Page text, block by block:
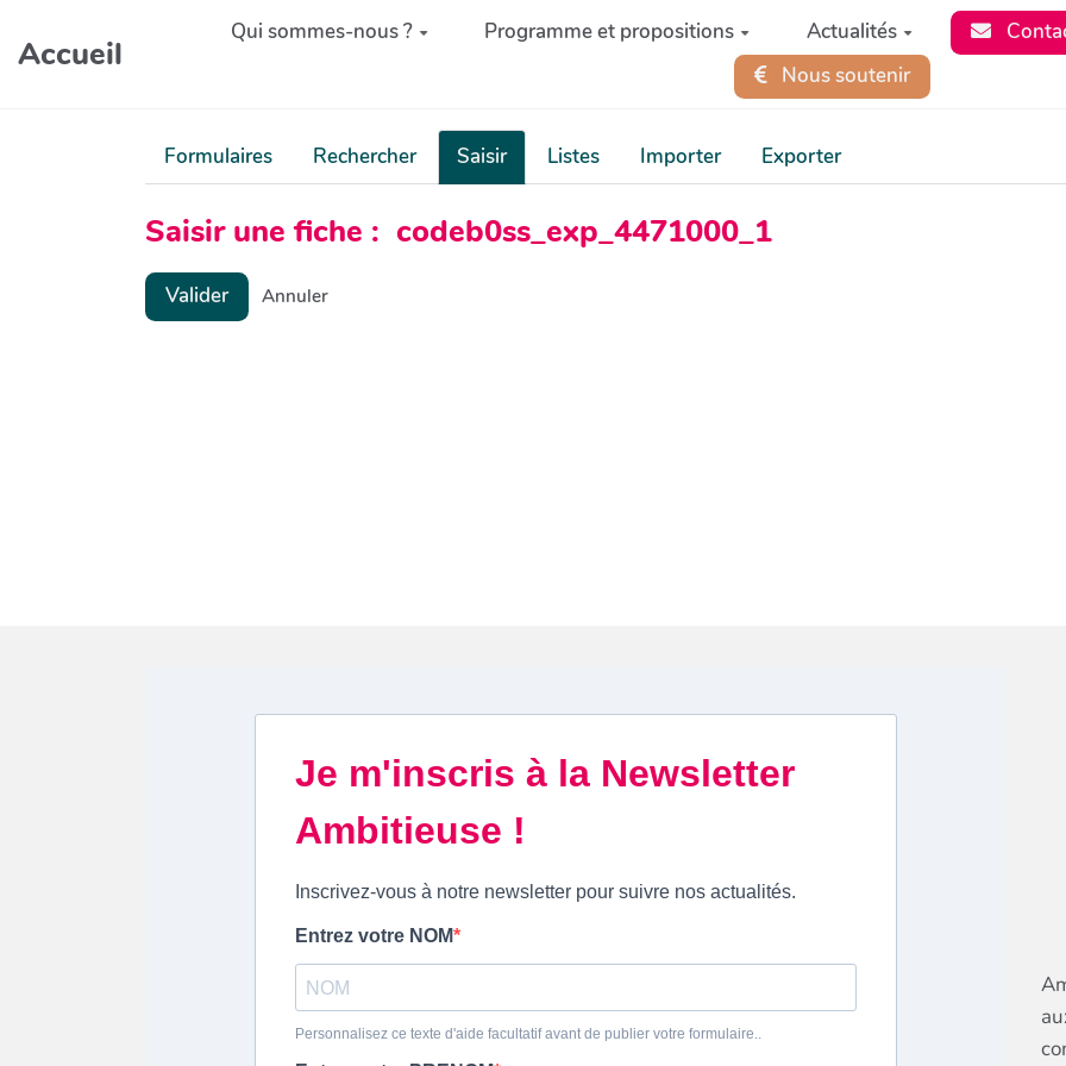
Aller au contenu principal
Accueil
Qui sommes-nous ? Programme et propositions Actualités
Nous soutenir
Formulaires Rechercher Saisir Listes Importer Exporter
Saisir une fiche : codeb0ss_exp_4471000_1
Valider Annuler